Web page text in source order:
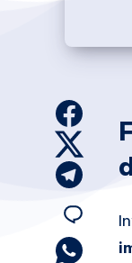
Share
Twitter
Share
Share
Share